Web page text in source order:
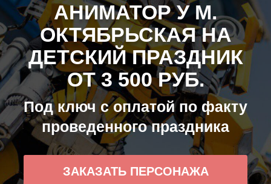
АНИМАТОР У М.
ОКТЯБРЬСКАЯ НА
ДЕТСКИЙ ПРАЗДНИК
ОТ 3 500 РУБ.
Под ключ с оплатой по факту
проведенного праздника
ЗАКАЗАТЬ ПЕРСОНАЖА